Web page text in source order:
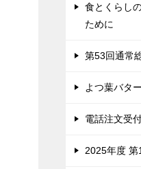
食とくらし
ために
第53回通常
よつ葉バタ
電話注文受
2025年度